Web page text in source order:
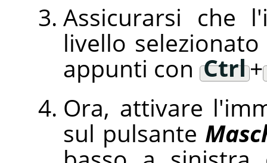
Assicurarsi che
livello
appunti con Ctrl+
Ora, attivare
sul pulsante